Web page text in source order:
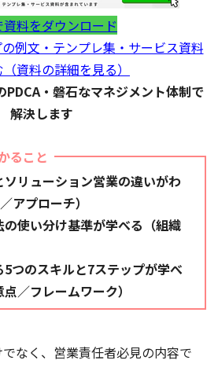
料をダウンロード
例文・テンプレ集・サービス資料
資料の詳細を見る）
・磐石なマネジメント体制で
解決します
ること
ソリューション営業の違いがわ
アプローチ）
の使い分け基準が学べる（組織
5つのスキルと7ステップが学べ
／フレームワーク）
なく、営業責任者必見の内容で